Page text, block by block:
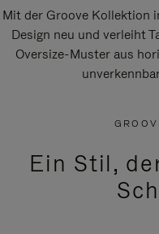
Mit der Groove Kollektion
Design neu und verleiht
Oversize-Muster aus
Ein Stil,